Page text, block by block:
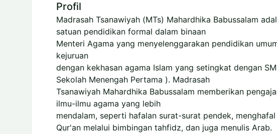
Profil
Madrasah Tsanawiyah (MTs) Mahardhika Babussalam
satuan pendidikan formal dalam binaan
Menteri Agama yang menyelenggarakan pendidikan
kejuruan
dengan kekhasan agama Islam yang setingkat dengan
Sekolah Menengah Pertama ). Madrasah
Tsanawiyah Mahardhika Babussalam memberikan
ilmu-ilmu agama yang lebih
mendalam, seperti hafalan surat-surat pendek,
Qur'an melalui bimbingan tahfidz, dan juga menulis Arab.